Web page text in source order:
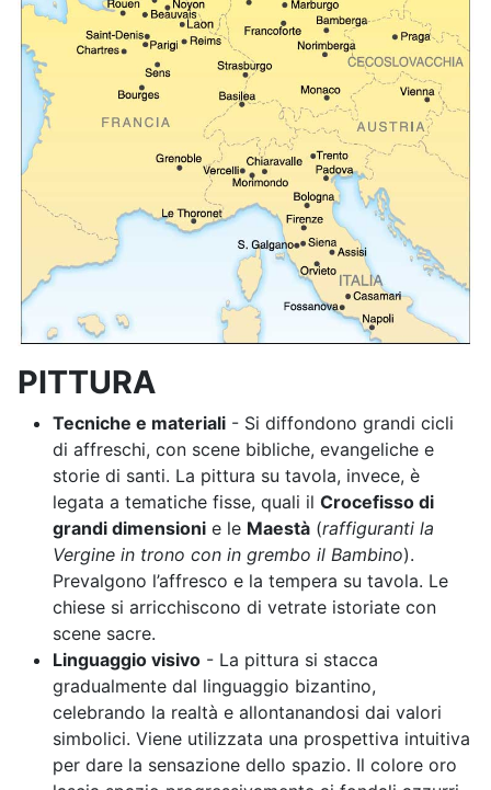
PITTURA
Tecniche e materiali - Si diffondono grandi cicli
di affreschi, con scene bibliche, evangeliche e
storie di santi. La pittura su tavola, invece, è
legata a tematiche fisse, quali il Crocefisso di
grandi dimensioni e le Maestà (raffiguranti la
Vergine in trono con in grembo il Bambino).
Prevalgono l’affresco e la tempera su tavola. Le
chiese si arricchiscono di vetrate istoriate con
scene sacre.
Linguaggio visivo - La pittura si stacca
gradualmente dal linguaggio bizantino,
celebrando la realtà e allontanandosi dai valori
simbolici. Viene utilizzata una prospettiva intuitiva
per dare la sensazione dello spazio. Il colore oro